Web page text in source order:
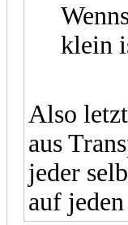
klein
Also
aus
jeder
auf